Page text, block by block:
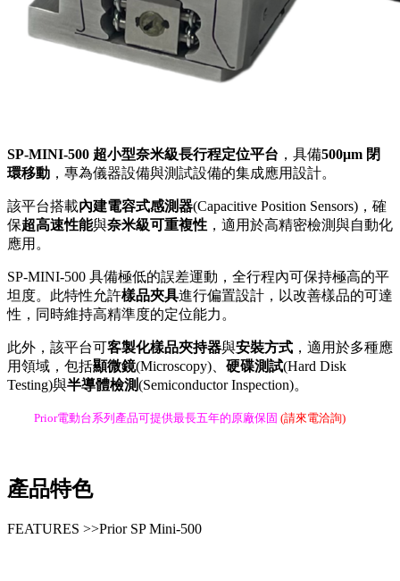
SP-MINI-500 超小型奈米級長行程定位平台 ，具備500μm 閉
環移動 ，專為儀器設備與測試設備的集成應用設計。
該平台搭載內建電容式感測器(Capacitive Position Sensors)，確
保超高速性能與奈米級可重複性 ，適用於高精密檢測與自動化
應用。
SP-MINI-500 具備極低的誤差運動，全行程內可保持極高的平
坦度。此特性允許樣品夾具進行偏置設計，以改善樣品的可達
性，同時維持高精準度的定位能力。
此外，該平台可客製化樣品夾持器與安裝方式 ，適用於多種應
用領域，包括顯微鏡(Microscopy)、 硬碟測試(Hard Disk
Testing)與半導體檢測(Semiconductor Inspection)。
Prior電動台系列產品可提供最長五年的原廠保固 (請來電洽詢)
產品特色
FEATURES >>Prior SP Mini-500